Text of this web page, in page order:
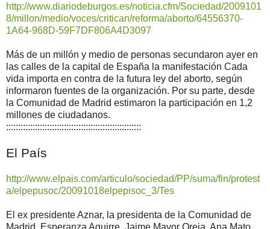
http://www.diariodeburgos.es/noticia.cfm/Sociedad/2009101
8/millon/medio/voces/critican/reforma/aborto/64556370-
1A64-968D-59F7DF806A4D3097
Más de un millón y medio de personas secundaron ayer en
las calles de la capital de España la manifestación Cada
vida importa en contra de la futura ley del aborto, según
informaron fuentes de la organización. Por su parte, desde
la Comunidad de Madrid estimaron la participación en 1,2
millones de ciudadanos.
::::::::::::::::::::::::::::::::::::::::::::::::::::::::
El País
http://www.elpais.com/articulo/sociedad/PP/suma/fin/protest
a/elpepusoc/20091018elpepisoc_3/Tes
El ex presidente Aznar, la presidenta de la Comunidad de
Madrid, Esperanza Aguirre, Jaime Mayor Oreja, Ana Mato,